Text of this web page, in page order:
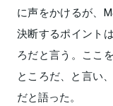
に声をかけるが、
決断するポイント
ろだと言う。ここ
ところだ、と言い
だと語った。